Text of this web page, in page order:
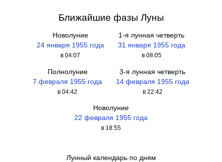
Ближайшие фазы Луны
Новолуние
24 января 1955 года
в 04:07
1-я лунная четверть
31 января 1955 года
в 08:05
Полнолуние
7 февраля 1955 года
в 04:42
3-я лунная четверть
14 февраля 1955 года
в 22:42
Новолуние
22 февраля 1955 года
в 18:55
Лунный календарь по дням